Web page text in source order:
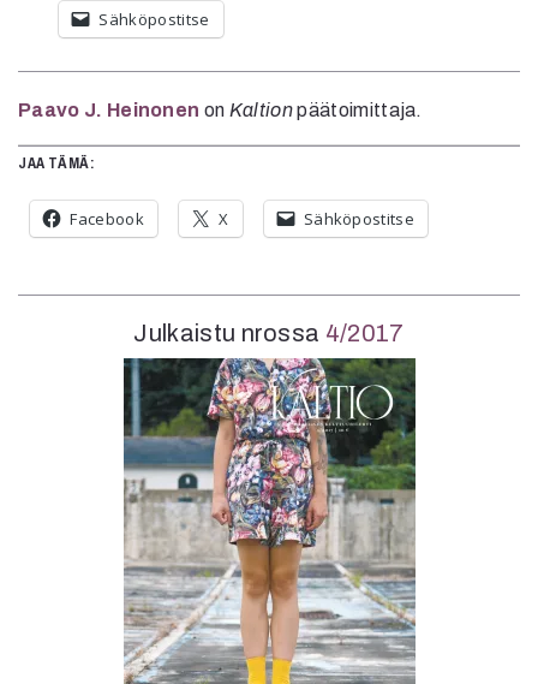
Sähköpostitse
Paavo J. Heinonen on Kaltionpäätoimittaja.
Julkaistu nrossa 4/2017
JAA TÄMÄ:
Facebook X Sähköpostitse